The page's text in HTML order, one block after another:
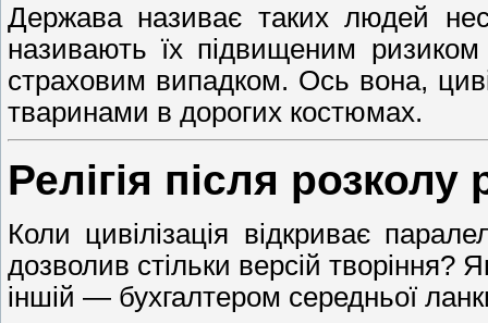
Держава називає таких людей
називають їх підвищеним
страховим випадком. Ось вона,
тваринами в дорогих костюмах.
Релігія після
Коли цивілізація відкриває
дозволив стільки версій творіння?
іншій — бухгалтером середньої